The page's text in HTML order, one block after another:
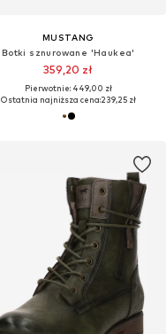
MUSTANG
Botki sznurowane 'Haukea'
359,20 zł
Pierwotnie: 449,00 zł
Ostatnia najniższa cena:239,25 zł